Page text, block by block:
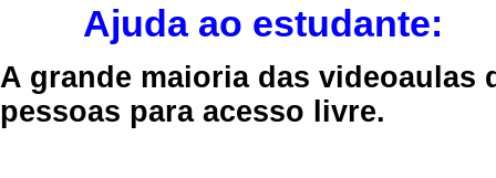
Ajuda ao estudante:
A grande maioria das videoaulas
pessoas para acesso livre.